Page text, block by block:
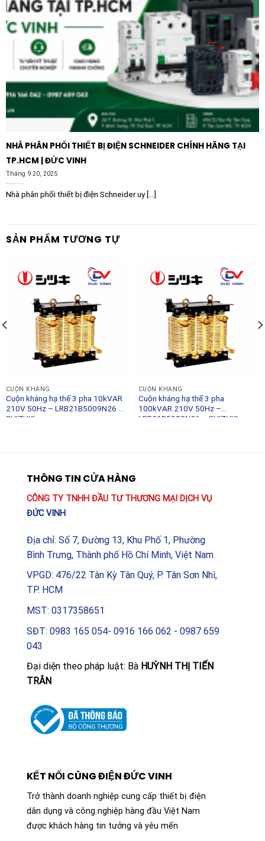
NHÀ PHÂN PHỐI THIẾT BỊ ĐIỆN SCHNEIDER CHÍNH HÃNG TẠI
TP.HCM | ĐỨC VINH
Tháng 9 20, 2025
Nhà phân phối thiết bị điện Schneider uy [...]
SẢN PHẨM TƯƠNG TỰ
CUỘN KHÁNG
Cuộn kháng hạ thế 3 pha 10kVAR
210V 50Hz – LRB21B5009N26 –
SHIZUKI
CUỘN KHÁNG
Cuộn kháng hạ thế 3 pha
100kVAR 210V 50Hz –
LRB21B5089N26 – SHIZUKI
THÔNG TIN CỬA HÀNG
CÔNG TY TNHH ĐẦU TƯ THƯƠNG MẠI DỊCH VỤ
ĐỨC VINH
Địa chỉ: Số 7, Đường 13, Khu Phố 1, Phường
Bình Trưng, Thành phố Hồ Chí Minh, Việt Nam
VPGD: 476/22 Tân Kỳ Tân Quý, P. Tân Sơn Nhì,
TP. HCM
MST: 0317358651
SĐT: 0983 165 054- 0916 166 062 - 0987 659
043
Đại diện theo pháp luật: Bà HUỲNH THỊ TIẾN
TRÂN
KẾT NỐI CÙNG ĐIỆN ĐỨC VINH
Trở thành doanh nghiệp cung cấp thiết bị điện
dân dụng và công nghiệp hàng đầu Việt Nam
được khách hàng tin tưởng và yêu mến